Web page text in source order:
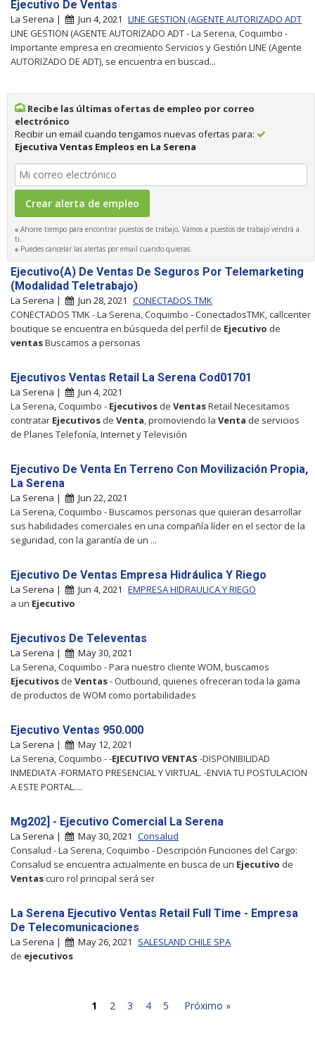
Ejecutivo De Ventas
La Serena | Jun 4, 2021 LINE GESTION (AGENTE AUTORIZADO ADT
LINE GESTION (AGENTE AUTORIZADO ADT - La Serena, Coquimbo -
Importante empresa en crecimiento Servicios y Gestión LINE (Agente
AUTORIZADO DE ADT), se encuentra en buscad...
Recibe las últimas ofertas de empleo por correo
electrónico
Recibir un email cuando tengamos nuevas ofertas para:
Ejecutiva Ventas Empleos en La Serena
Ahorre tiempo para encontrar puestos de trabajo, Vamos a puestos de trabajo vendrá a
ti.
Puedes cancelar las alertas por email cuando quieras.
Ejecutivo(A) De Ventas De Seguros Por Telemarketing
(Modalidad Teletrabajo)
La Serena | Jun 28, 2021 CONECTADOS TMK
CONECTADOS TMK - La Serena, Coquimbo - ConectadosTMK, callcenter
boutique se encuentra en búsqueda del perfil de Ejecutivo de
ventasBuscamos a personas
Ejecutivos Ventas Retail La Serena Cod01701
La Serena |
Jun 4, 2021
La Serena, Coquimbo - Ejecutivos de VentasRetail Necesitamos
contratar Ejecutivos de Venta , promoviendo la Venta de servicios
de Planes Telefonía, Internet y Televisión
Ejecutivo De Venta En Terreno Con Movilización Propia,
La Serena
La Serena |
Jun 22, 2021
La Serena, Coquimbo - Buscamos personas que quieran desarrollar
sus habilidades comerciales en una compañía líder en el sector de la
seguridad, con la garantía de un ...
Ejecutivo De Ventas Empresa Hidráulica Y Riego
La Serena | Jun 4, 2021 EMPRESA HIDRAULICA Y RIEGO
a un Ejecutivo
Ejecutivos De Televentas
La Serena |
May 30, 2021
La Serena, Coquimbo - Para nuestro cliente WOM, buscamos
Ejecutivos de Ventas- Outbound, quienes ofreceran toda la gama
de productos de WOM como portabilidades
Ejecutivo Ventas 950.000
La Serena |
May 12, 2021
La Serena, Coquimbo - -EJECUTIVO VENTAS -DISPONIBILIDAD
INMEDIATA -FORMATO PRESENCIAL Y VIRTUAL. -ENVIA TU POSTULACION
A ESTE PORTAL....
Mg202] - Ejecutivo Comercial La Serena
La Serena | May 30, 2021 Consalud
Consalud - La Serena, Coquimbo - Descripción Funciones del Cargo:
Consalud se encuentra actualmente en busca de un Ejecutivo de
Ventascuro rol principal será ser
La Serena Ejecutivo Ventas Retail Full Time - Empresa
De Telecomunicaciones
La Serena | May 26, 2021
SALESLAND CHILE SPA
de ejecutivos
1 2 3 4 5 Próximo »